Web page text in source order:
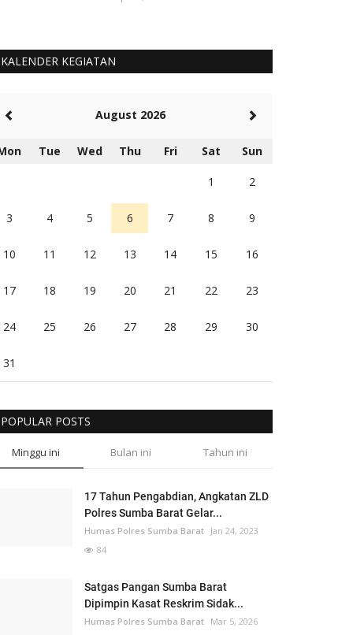
KALENDER KEGIATAN
August 2026
Tue Wed Thu Fri Sat Sun
1 2
3 4 5 6 7 8 9
10 11 12 13 14 15 16
17 18 19 20 21 22 23
24 25 26 27 28 29 30
31
POPULAR POSTS
Minggu ini Bulan ini Tahun ini
17 Tahun Pengabdian, Angkatan ZLD
Polres Sumba Barat Gelar...
Humas Polres Sumba Barat Jan 24, 2023
84
Satgas Pangan Sumba Barat
Dipimpin Kasat Reskrim Sidak...
Humas Polres Sumba Barat Mar 5, 2026